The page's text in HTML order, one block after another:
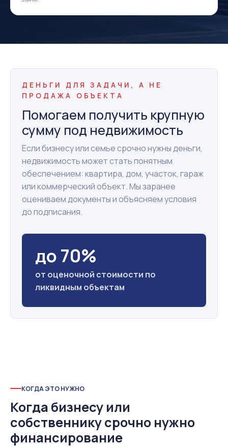
ДЕНЬГИ ДЛЯ ЗАДАЧИ, А НЕ
ПРОДАЖА ОБЪЕКТА
Помогаем получить крупную
сумму под недвижимость
Если бизнесу или семье срочно нужны деньги,
недвижимость может стать понятным
обеспечением: квартира, дом, участок, гараж
или коммерческий объект. Мы заранее
оцениваем документы и объясняем условия
до подписания.
до 70%
от оценочной стоимости по
ликвидным объектам
КОГДА ЭТО НУЖНО
Когда бизнесу или
собственнику срочно нужно
финансирование